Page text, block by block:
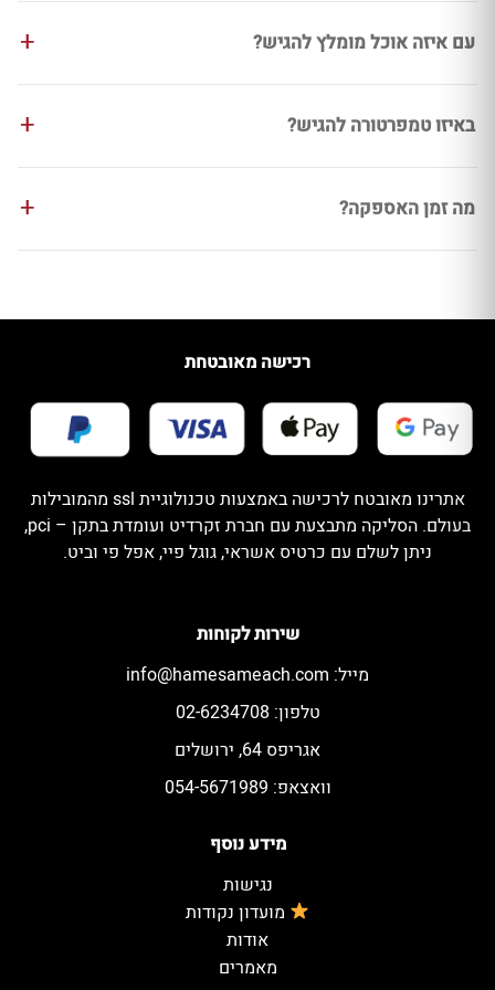
עם איזה אוכל מומלץ להגיש?
באיזו טמפרטורה להגיש?
מה זמן האספקה?
מידע נוסף
נגישות
מועדון נקודות
אודות
מאמרים
שירות לקוחות
מייל: info@hamesameach.com
טלפון: 02-6234708
אגריפס 64, ירושלים
וואצאפ: 054-5671989
רכישה מאובטחת
אתרינו מאובטח לרכישה באמצעות טכנולוגיית ssl מהמובילות
בעולם. הסליקה מתבצעת עם חברת זקרדיט ועומדת בתקן – pci,
ניתן לשלם עם כרטיס אשראי, גוגל פיי, אפל פי וביט.